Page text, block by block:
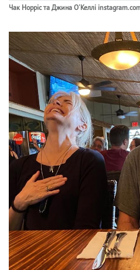
Чак Норріс та Джина О'Келлі